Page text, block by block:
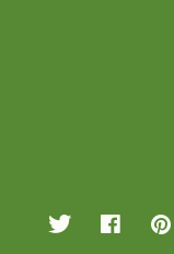
Twitter Facebook